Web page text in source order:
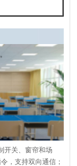
开关、窗帘和场
，支持双向通信；